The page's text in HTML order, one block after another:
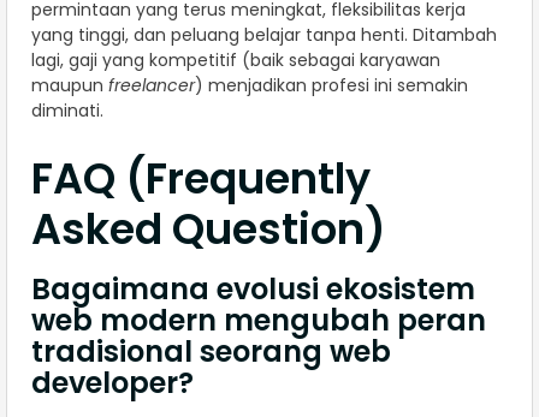
permintaan yang terus meningkat, fleksibilitas kerja
yang tinggi, dan peluang belajar tanpa henti. Ditambah
lagi, gaji yang kompetitif (baik sebagai karyawan
maupun freelancer) menjadikan profesi ini semakin
diminati.
FAQ (Frequently
Asked Question)
Bagaimana evolusi ekosistem
web modern mengubah peran
tradisional seorang web
developer?